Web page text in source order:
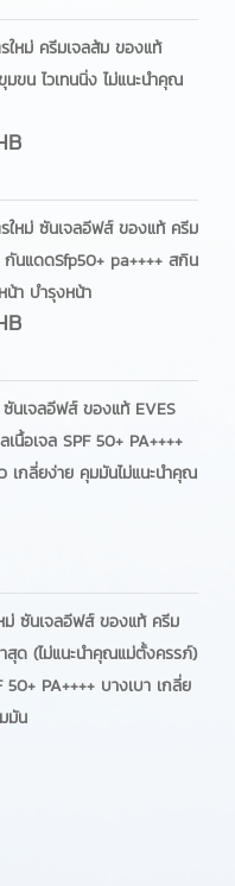
ใหม่ ครีมเจลส้ม ของแท้
ขน ไวเทนนิ่ง ไม่แนะนำคุณ
ใหม่ ซันเจลอีฟส์ ของแท้ ครีม
นแดดSfp50+ pa++++ สกิน
า บำรุงหน้า
นเจลอีฟส์ ของแท้ EVES
นื้อเจล SPF 50+ PA++++
เกลี่ยง่าย คุมมันไม่แนะนำคุณ
ม่ ซันเจลอีฟส์ ของแท้ ครีม
ด (ไม่แนะนำคุณแม่ตั้งครรภ์)
PA++++ บางเบา เกลี่ย
มัน